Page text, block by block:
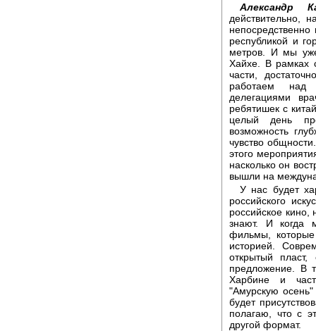
Александр
действительно,
республикой и
метров. И мы
Хайхе. В рамках
части,
работаем над
делегациями
ребятишек с
целый день
возможность
чувство
этого
насколько он
вышли на
У нас будет
российского
российское
знают. И когда
фильмы,
историей.
открытый
предложение. В
Харбине и
"Амурскую
будет
полагаю, что с
другой формат.